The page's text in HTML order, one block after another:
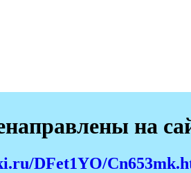
на
DFet1YO/